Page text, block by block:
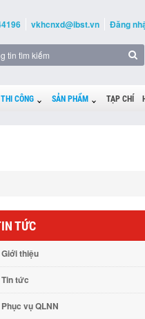
vkhcnxd@ibst.vn Đăng
THI CÔNG SẢN PHẨM TẠP CHÍ
TỨC
Giới thiệu
Tin tức
Phục vụ QLNN